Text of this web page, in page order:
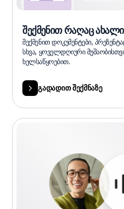
შექმენით რაღაც ახალი
შექმენით დოკუმენტები,
სხვა, ყოველდღიური
ხელსაწყოებით.
გადადით შექმნაზე